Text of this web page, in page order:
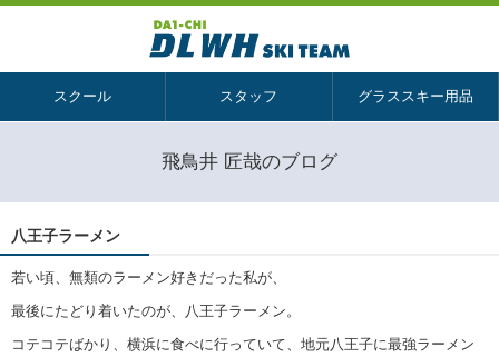
スクール スタッフ グラススキー用品
飛鳥井 匠哉のブログ
八王子ラーメン
若い頃、無類のラーメン好きだった私が、
最後にたどり着いたのが、八王子ラーメン。
コテコテばかり、横浜に食べに行っていて、地元八王子に最強ラーメン